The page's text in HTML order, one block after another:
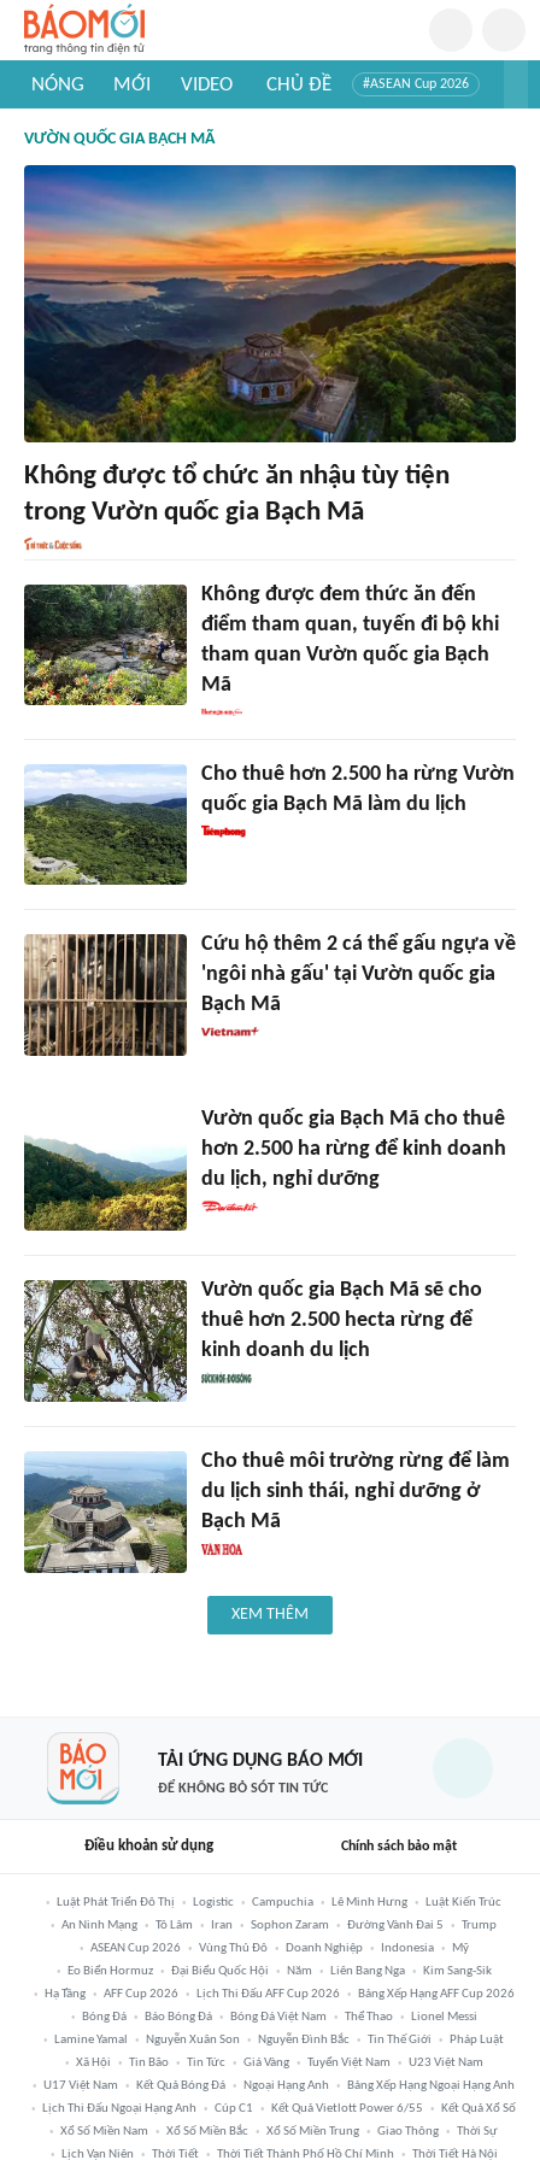
NÓNG MỚI VIDEO CHỦ ĐỀ #ASEAN Cup 2026
#Khám phá thế giới
VƯỜN QUỐC GIA BẠCH MÃ
Không được tổ chức ăn nhậu tùy tiện
trong Vườn quốc gia Bạch Mã
Không được đem thức ăn đến
điểm tham quan, tuyến đi bộ khi
tham quan Vườn quốc gia Bạch
Mã
Cho thuê hơn 2.500 ha rừng Vườn
quốc gia Bạch Mã làm du lịch
Cứu hộ thêm 2 cá thể gấu ngựa về
'ngôi nhà gấu' tại Vườn quốc gia
Bạch Mã
Vườn quốc gia Bạch Mã cho thuê
hơn 2.500 ha rừng để kinh doanh
du lịch, nghỉ dưỡng
Vườn quốc gia Bạch Mã sẽ cho
thuê hơn 2.500 hecta rừng để
kinh doanh du lịch
Cho thuê môi trường rừng để làm
du lịch sinh thái, nghỉ dưỡng ở
Bạch Mã
XEM THÊM
TẢI ỨNG DỤNG BÁO MỚI
ĐỂ KHÔNG BỎ SÓT TIN TỨC
Điều khoản sử dụng Chính sách bảo mật
Luật Phát Triển Đô Thị Logistic Campuchia Lê Minh Hưng
Luật Kiến Trúc
An Ninh Mạng
Tô Lâm Iran Sophon Zaram Đường Vành Đai 5
Trump
ASEAN Cup 2026
Vùng Thủ Đô Doanh Nghiệp Indonesia
Mỹ
Eo Biển Hormuz
Đại Biểu Quốc Hội Năm Liên Bang Nga
Kim Sang-Sik
Hạ Tầng
AFF Cup 2026 Lịch Thi Đấu AFF Cup 2026
Bảng Xếp Hạng AFF Cup 2026
Bóng Đá
Báo Bóng Đá Bóng Đá Việt Nam Thể Thao
Lionel Messi
Lamine Yamal
Nguyễn Xuân Son Nguyễn Đình Bắc Tin Thế Giới
Pháp Luật
Xã Hội
Tin Bão Tin Tức Giá Vàng Tuyển Việt Nam
U23 Việt Nam
U17 Việt Nam
Kết Quả Bóng Đá Ngoại Hạng Anh
Bảng Xếp Hạng Ngoại Hạng Anh
Lịch Thi Đấu Ngoại Hạng Anh
Cúp C1 Kết Quả Vietlott Power 6/55
Kết Quả Xổ Số
Xổ Số Miền Nam
Xổ Số Miền Bắc Xổ Số Miền Trung Giao Thông
Thời Sự
Lịch Vạn Niên
Thời Tiết Thời Tiết Thành Phố Hồ Chí Minh Thời Tiết Hà Nội